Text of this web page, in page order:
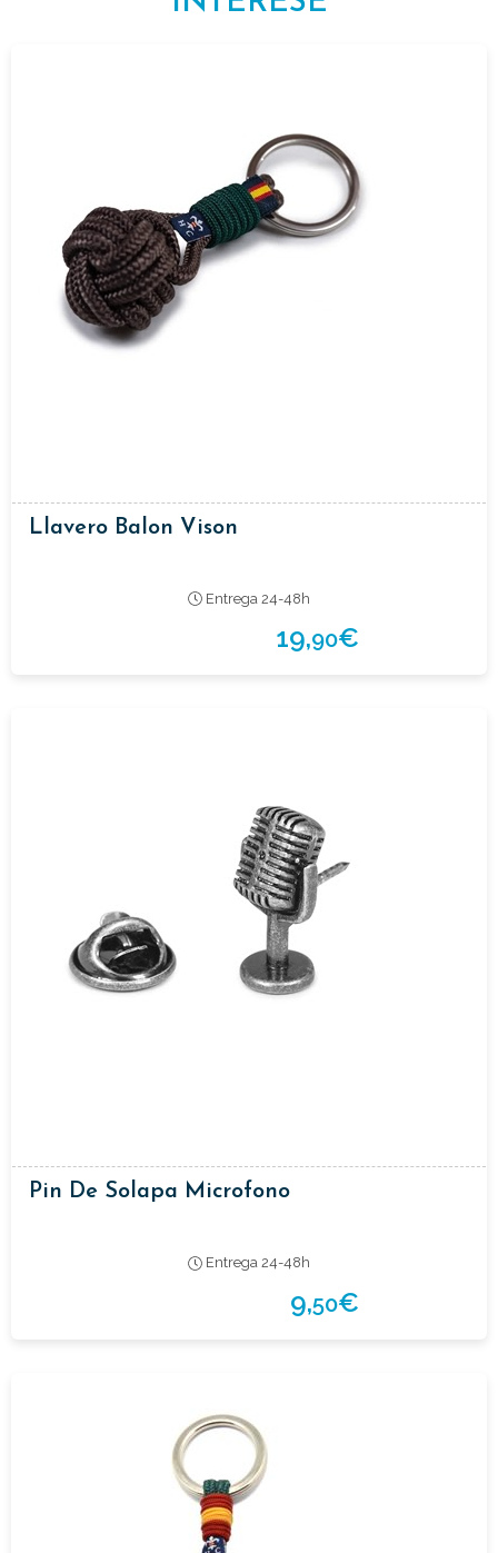
Llavero Balon Vison
Entrega 24-48h
19,90€
Pin De Solapa Microfono
Entrega 24-48h
9,50€